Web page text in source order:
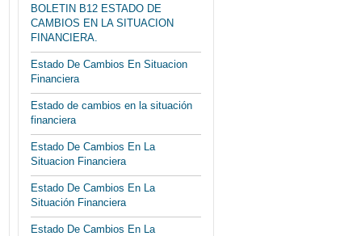
BOLETIN B12 ESTADO DE
CAMBIOS EN LA SITUACION
FINANCIERA.
Estado De Cambios En Situacion
Financiera
Estado de cambios en la situación
financiera
Estado De Cambios En La
Situacion Financiera
Estado De Cambios En La
Situación Financiera
Estado De Cambios En La